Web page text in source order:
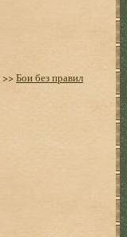
>>Бои без правил